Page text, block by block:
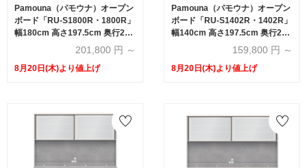
Pamouna（パモウナ）オープン
ボード「RU-S1800R・1800R」
幅180cm 高さ197.5cm 奥行2サ
イズ（44.5cm・50cm）下台引
201,800 円 ～
8月20日(木)より値上げ
Pamouna（パモウナ）オープン
ボード「RU-S1402R・1402R」
幅140cm 高さ197.5cm 奥行2サ
イズ（44.5cm・50cm）下台オ
159,800 円 ～
8月20日(木)より値上げ